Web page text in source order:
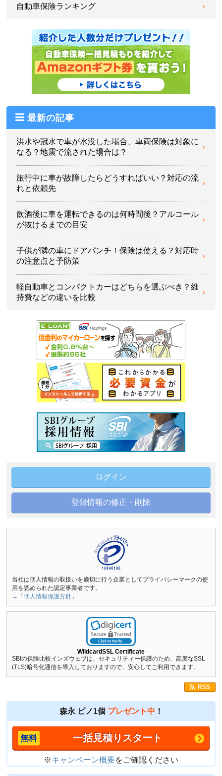
自動車保険ランキング
最新の記事
洪水や冠水で車が水没した場合、車両保険は対象に
なる？地震で流された場合は？
旅行中に車が故障したらどうすればいい？対応の流
れと依頼先
飲酒後に車を運転できるのは何時間後？アルコール
が抜けるまでの目安
子供が隣の車にドアパンチ！保険は使える？対応時
の注意点と予防策
軽自動車とコンパクトカーはどちらを選ぶべき？維
持費などの違いを比較
ログイン
登録情報の修正・削除
当社は個人情報の取扱いを適切に行う企業としてプライバシーマークの使
用を認められた認定事業者です。
→「個人情報保護方針」
WildcardSSL Certificate
SBIの保険比較インズウェブは、セキュリティー保護のため、高度なSSL
(TLS)暗号化通信を導入しておりますので、安心してご利用できます。
RSS
森永 ピノ1個 プレゼント中 ！
一括見積りスタート
※キャンペーン概要をご確認ください